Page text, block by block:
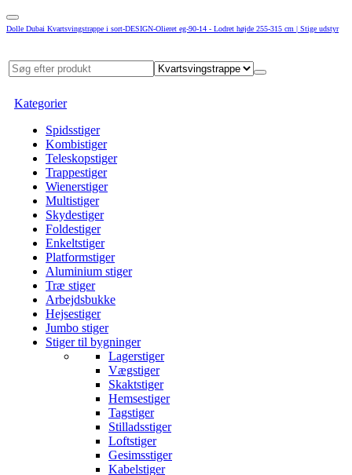
Dolle Dubai Kvartsvingstrappe i sort-DESIGN-Olieret eg-90-14 - Lodret højde 255-315 cm | Stige udstyr
Kategorier
Spidsstiger
Kombistiger
Teleskopstiger
Trappestiger
Wienerstiger
Multistiger
Skydestiger
Foldestiger
Enkeltstiger
Platformstiger
Aluminium stiger
Træ stiger
Arbejdsbukke
Hejsestiger
Jumbo stiger
Stiger til bygninger
Lagerstiger
Vægstiger
Skaktstiger
Hemsestiger
Tagstiger
Stilladsstiger
Loftstiger
Gesimsstiger
Kabelstiger